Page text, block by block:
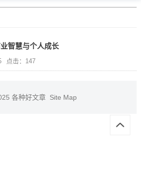
智慧与个人成长
点击：147
各种好文章 Site Map